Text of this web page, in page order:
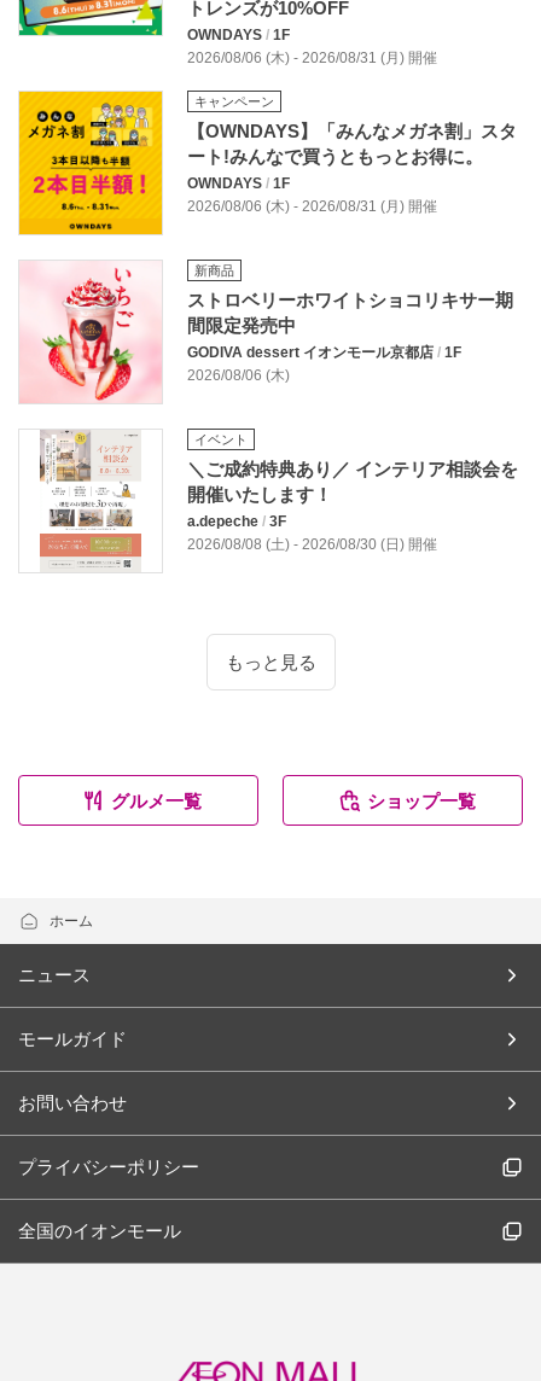
トレンズが10%OFF
OWNDAYS / 1F
2026/08/06 (木) - 2026/08/31 (月) 開催
キャンペーン
【OWNDAYS】「みんなメガネ割」スタ
ート!みんなで買うともっとお得に。
OWNDAYS / 1F
2026/08/06 (木) - 2026/08/31 (月) 開催
新商品
ストロベリーホワイトショコリキサー期
間限定発売中
GODIVA dessert イオンモール京都店 / 1F
2026/08/06 (木)
イベント
＼ご成約特典あり／ インテリア相談会を
開催いたします！
a.depeche / 3F
2026/08/08 (土) - 2026/08/30 (日) 開催
もっと見る
グルメ一覧 ショップ一覧
ホーム
ニュース
モールガイド
お問い合わせ
プライバシーポリシー
全国のイオンモール